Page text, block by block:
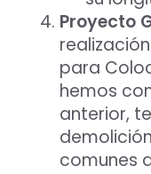
Proyecto
para
hemos
anterior,
comunes